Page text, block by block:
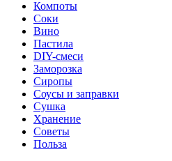
Компоты
Соки
Вино
Пастила
DIY-смеси
Заморозка
Сиропы
Соусы и заправки
Сушка
Хранение
Советы
Польза